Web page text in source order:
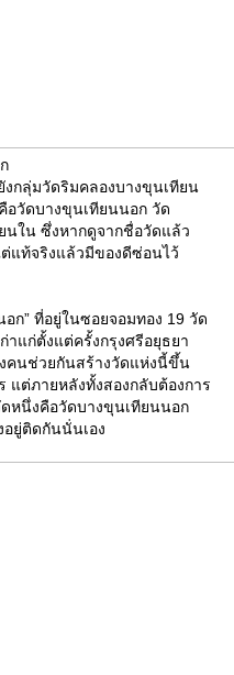
ลุ่มวัดริมคลองบางขุนเทียน
อวัดบางขุนเทียนนอก วัด
นใน ซึ่งหากดูจากชื่อวัดแล้ว
แท้จริงแล้วมีของดีซ่อนไว้
” ที่อยู่ในซอยจอมทอง 19 วัด
าแก่ตั้งแต่ครั้งกรุงศรีอยุธยา
งคนช่วยกันสร้างวัดแห่งนี้ขึ้น
แต่ภายหลังทั้งสองกลับต้องการ
นึ่งคือวัดบางขุนเทียนนอก
ยู่ติดกันนั่นเอง